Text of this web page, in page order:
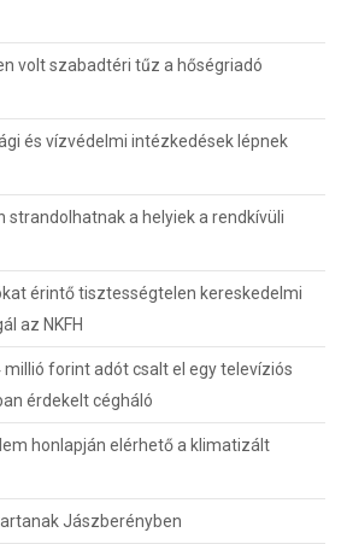
volt szabadtéri tűz a hőségriadó
és vízvédelmi intézkedések lépnek
strandolhatnak a helyiek a rendkívüli
érintő tisztességtelen kereskedelmi
az NKFH
millió forint adót csalt el egy televíziós
érdekelt cégháló
honlapján elérhető a klimatizált
Jászberényben